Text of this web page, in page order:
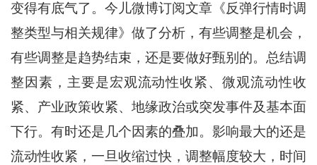
变得有底气了。今儿微博订阅文章《反弹行情时调
整类型与相关规律》做了分析，有些调整是机会，
有些调整是趋势结束，还是要做好甄别的。总结调
整因素，主要是宏观流动性收紧、微观流动性收
紧、产业政策收紧、地缘政治或突发事件及基本面
下行。有时还是几个因素的叠加。影响最大的还是
流动性收紧，一旦收缩过快，调整幅度较大，时间